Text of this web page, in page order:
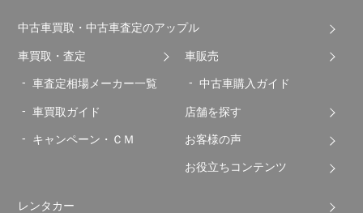
中古車買取・中古車査定のアップル
車買取・査定
車査定相場メーカー一覧
車買取ガイド
キャンペーン・ＣＭ
車販売
中古車購入ガイド
店舗を探す
お客様の声
お役立ちコンテンツ
レンタカー